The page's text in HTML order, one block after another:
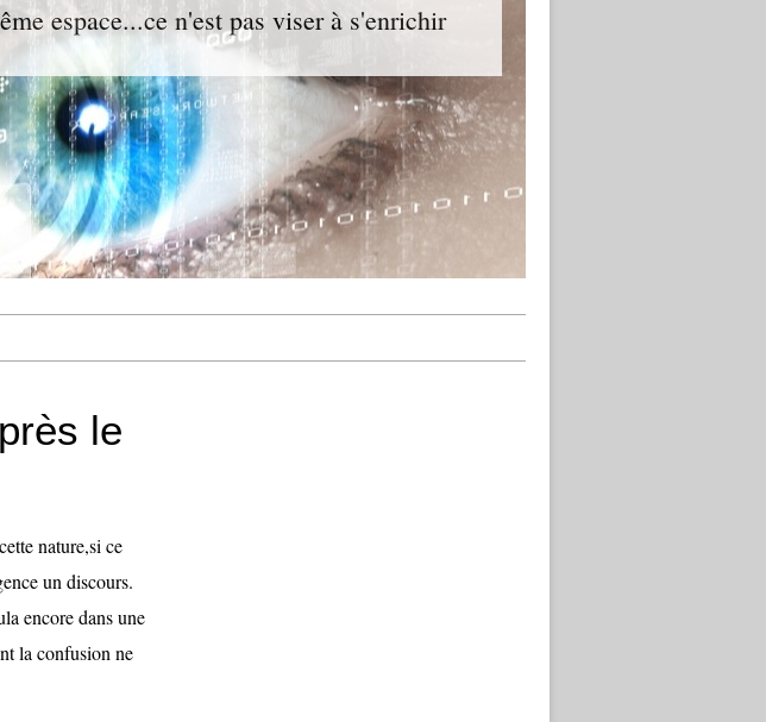
espace...ce n'est pas viser à s'enrichir
le
nature,si ce
un discours.
encore dans une
la confusion ne